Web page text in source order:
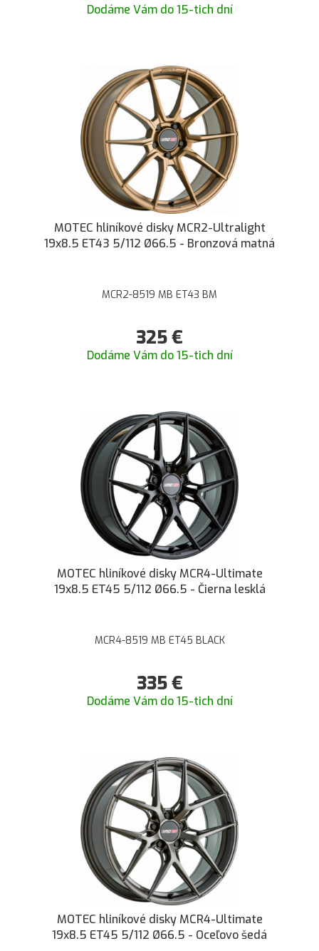
Dodáme Vám do 15-tich dní
MOTEC hliníkové disky MCR2-Ultralight
19x8.5 ET43 5/112 Ø66.5 - Bronzová matná
MCR2-8519 MB ET43 BM
325€
Dodáme Vám do 15-tich dní
MOTEC hliníkové disky MCR4-Ultimate
19x8.5 ET45 5/112 Ø66.5 - Čierna lesklá
MCR4-8519 MB ET45 BLACK
335€
Dodáme Vám do 15-tich dní
MOTEC hliníkové disky MCR4-Ultimate
19x8.5 ET45 5/112 Ø66.5 - Oceľovo šedá